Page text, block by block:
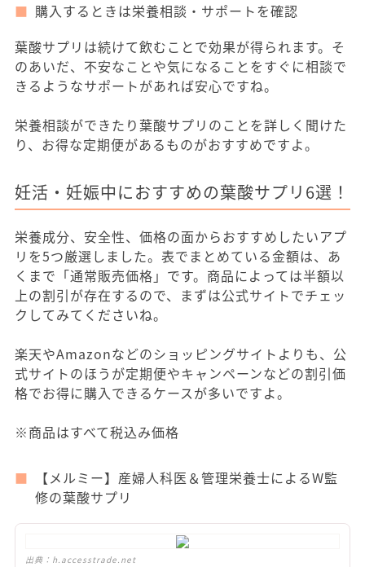
購入するときは栄養相談・サポートを確認
葉酸サプリは続けて飲むことで効果が得られます。そ
のあいだ、不安なことや気になることをすぐに相談で
きるようなサポートがあれば安心ですね。
栄養相談ができたり葉酸サプリのことを詳しく聞けた
り、お得な定期便があるものがおすすめですよ。
妊活・妊娠中におすすめの葉酸サプリ6選！
栄養成分、安全性、価格の面からおすすめしたいアプ
リを5つ厳選しました。表でまとめている金額は、あ
くまで「通常販売価格」です。商品によっては半額以
上の割引が存在するので、まずは公式サイトでチェッ
クしてみてくださいね。
楽天やAmazonなどのショッピングサイトよりも、公
式サイトのほうが定期便やキャンペーンなどの割引価
格でお得に購入できるケースが多いですよ。
※商品はすべて税込み価格
【メルミー】産婦人科医＆管理栄養士によるW監
修の葉酸サプリ
出典： h.accesstrade.net